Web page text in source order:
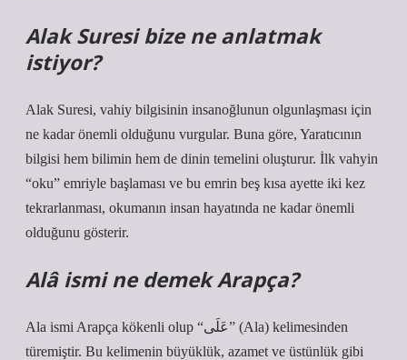
Alak Suresi bize ne anlatmak
istiyor?
Alak Suresi, vahiy bilgisinin insanoğlunun olgunlaşması için
ne kadar önemli olduğunu vurgular. Buna göre, Yaratıcının
bilgisi hem bilimin hem de dinin temelini oluşturur. İlk vahyin
“oku” emriyle başlaması ve bu emrin beş kısa ayette iki kez
tekrarlanması, okumanın insan hayatında ne kadar önemli
olduğunu gösterir.
Alâ ismi ne demek Arapça?
Ala ismi Arapça kökenli olup “عَلَى” (Ala) kelimesinden
türemiştir. Bu kelimenin büyüklük, azamet ve üstünlük gibi